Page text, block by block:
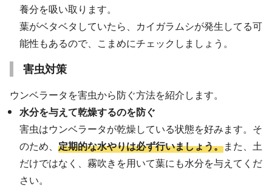
養分を吸い取ります。
葉がベタベタしていたら、カイガラムシが発生してる可
能性もあるので、こまめにチェックしましょう。
害虫対策
ウンベラータを害虫から防ぐ方法を紹介します。
水分を与えて乾燥するのを防ぐ
害虫はウンベラータが乾燥している状態を好みます。そ
のため、 定期的な水やりは必ず行いましょう。また、土
だけではなく、霧吹きを用いて葉にも水分を与えてくだ
さい。